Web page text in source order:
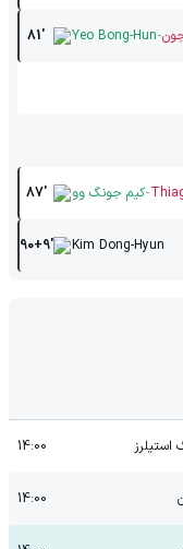
81' Yeo Bong-Hun-
87' کیم جونگ وو-
90+9' Kim Dong-Hyun
استیلرز 14:00
14:00